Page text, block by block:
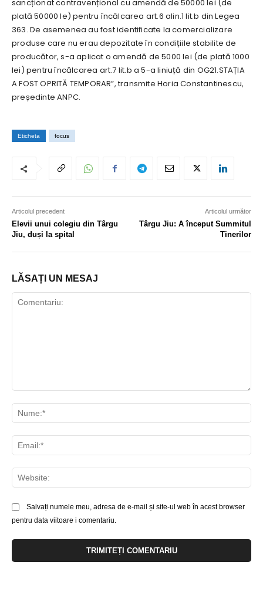
sancționat contravențional cu amendă de 50000 lei (de
plată 50000 le) pentru încălcarea art.6 alin.1 lit.b din Legea
363. De asemenea au fost identificate la comercializare
produse care nu erau depozitate în condițiile stabilite de
producător, s-a aplicat o amendă de 5000 lei (de plată 1000
lei) pentru încălcarea art.7 lit.b a 5-a liniuță din OG21.STAȚIA
A FOST OPRITĂ TEMPORAR”, transmite Horia Constantinescu,
președinte ANPC.
Eticheta focus
Articolul precedent
Elevii unui colegiu din Târgu
Jiu, duși la spital
Articolul următor
Târgu Jiu: A început Summitul
Tinerilor
LĂSAȚI UN MESAJ
Salvați numele meu, adresa de e-mail și site-ul web în acest browser
pentru data viitoare i comentariu.